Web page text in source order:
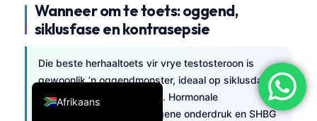
Wanneer om te toets: oggend,
siklusfase en kontrasepsie
Die beste herhaaltoets vir vrye testosteroon is
gewoonlik ’n oggendmonster, ideaal op siklusdag
3–5 as periodes gereeld is. Hormonale
voorbehoeding kan androgene onderdruk en SHBG
Afrikaans
English
العربية
Français